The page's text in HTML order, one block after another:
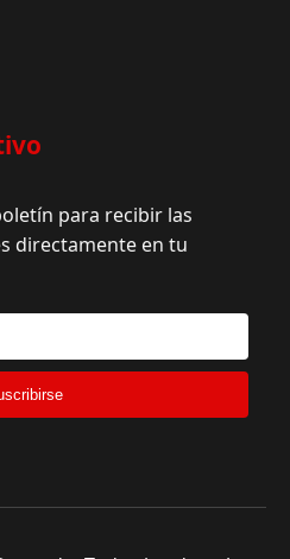
para recibir las
directamente en tu